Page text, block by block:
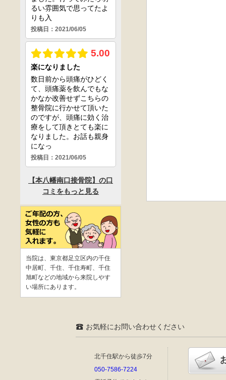
当院は、東京都足立区内の千住
中居町、千住、千住寿町、千住
旭町などの地域から来院しやす
い場所にあります。
お気軽にお問い合わせください
北千住駅から徒歩7分
050-7586-7224